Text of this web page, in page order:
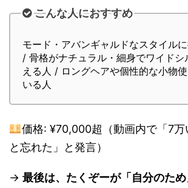
こんな人におすすめ
モード・アバンギャルドなスタイル
/ 骨格がナチュラル・細身でワイドシ
える人 / ロングヘアや個性的な小物
いる人
価格: ¥70,000超（動画内で「7万
と忘れた」と発言）
→ 最後は、たくぞーが「自分のた